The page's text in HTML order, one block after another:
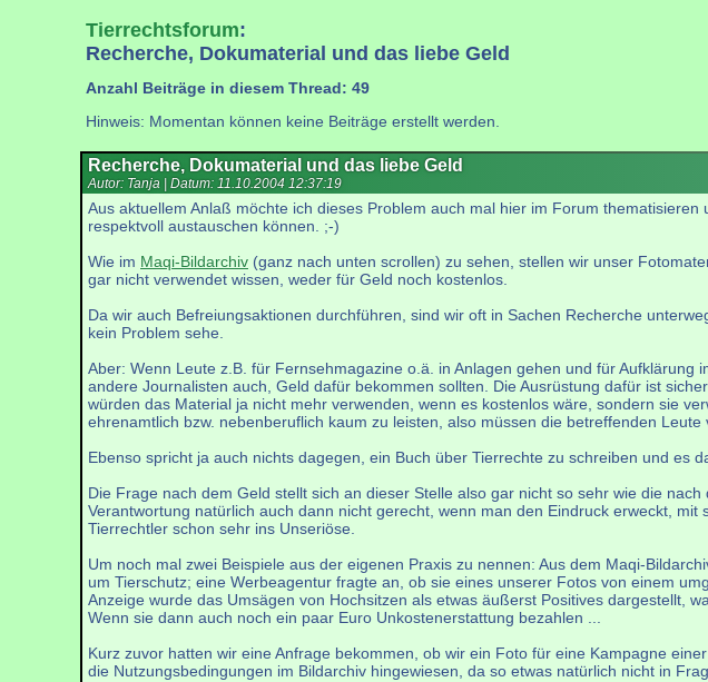
Tierrechtsforum:
Recherche, Dokumaterial und das liebe Geld
Anzahl Beiträge in diesem Thread: 49
Hinweis: Momentan können keine Beiträge erstellt werden.
Recherche, Dokumaterial und das liebe Geld
Autor: Tanja | Datum: 11.10.2004 12:37:19
Aus aktuellem Anlaß möchte ich dieses Problem auch mal hier im Forum
respektvoll austauschen können. ;-)
Wie im Maqi-Bildarchiv (ganz nach unten scrollen) zu sehen, stellen wir unser
gar nicht verwendet wissen, weder für Geld noch kostenlos.
Da wir auch Befreiungsaktionen durchführen, sind wir oft in Sachen Recherche
kein Problem sehe.
Aber: Wenn Leute z.B. für Fernsehmagazine o.ä. in Anlagen gehen und für
andere Journalisten auch, Geld dafür bekommen sollten. Die Ausrüstung dafür ist
würden das Material ja nicht mehr verwenden, wenn es kostenlos wäre, sondern sie
ehrenamtlich bzw. nebenberuflich kaum zu leisten, also müssen die betreffenden Leute
Ebenso spricht ja auch nichts dagegen, ein Buch über Tierrechte zu schreiben und es
Die Frage nach dem Geld stellt sich an dieser Stelle also gar nicht so sehr wie die
Verantwortung natürlich auch dann nicht gerecht, wenn man den Eindruck erweckt,
Tierrechtler schon sehr ins Unseriöse.
Um noch mal zwei Beispiele aus der eigenen Praxis zu nennen: Aus dem Maqi-
um Tierschutz; eine Werbeagentur fragte an, ob sie eines unserer Fotos von einem
Anzeige wurde das Umsägen von Hochsitzen als etwas äußerst Positives dargestellt,
Wenn sie dann auch noch ein paar Euro Unkostenerstattung bezahlen ...
Kurz zuvor hatten wir eine Anfrage bekommen, ob wir ein Foto für eine Kampagne
die Nutzungsbedingungen im Bildarchiv hingewiesen, da so etwas natürlich nicht in